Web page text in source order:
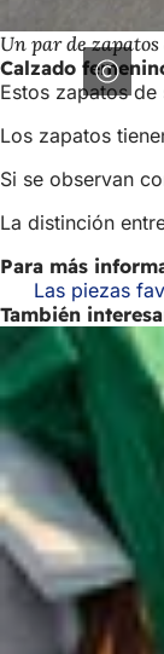
Un par de
Calzado
Estos zapatos
Los zapatos
Si se observan
La distinción
Para más
Las piezas
También